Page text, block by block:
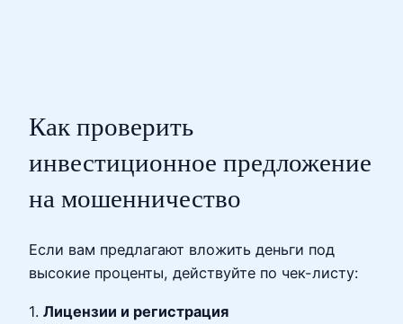
Как проверить
инвестиционное предложение
на мошенничество
Если вам предлагают вложить деньги под
высокие проценты, действуйте по чек-листу:
1. Лицензии и регистрация